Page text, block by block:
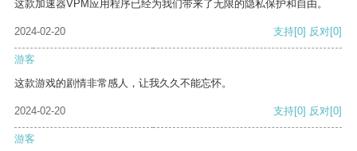
这款加速器VPM应用程序已经为我们带来了无限的隐私保护和自由。
2024-02-20 支持[0] 反对[0]
游客
这款游戏的剧情非常感人，让我久久不能忘怀。
2024-02-20 支持[0] 反对[0]
游客